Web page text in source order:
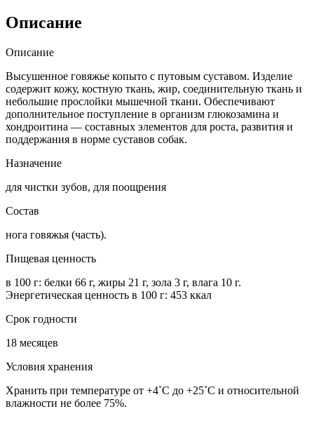
Описание
Описание
Высушенное говяжье копыто с путовым суставом. Изделие
содержит кожу, костную ткань, жир, соединительную ткань и
небольшие прослойки мышечной ткани. Обеспечивают
дополнительное поступление в организм глюкозамина и
хондроитина — составных элементов для роста, развития и
поддержания в норме суставов собак.
Назначение
для чистки зубов, для поощрения
Состав
нога говяжья (часть).
Пищевая ценность
в 100 г: белки 66 г, жиры 21 г, зола 3 г, влага 10 г.
Энергетическая ценность в 100 г: 453 ккал
Срок годности
18 месяцев
Условия хранения
Хранить при температуре от +4˚С до +25˚С и относительной
влажности не более 75%.